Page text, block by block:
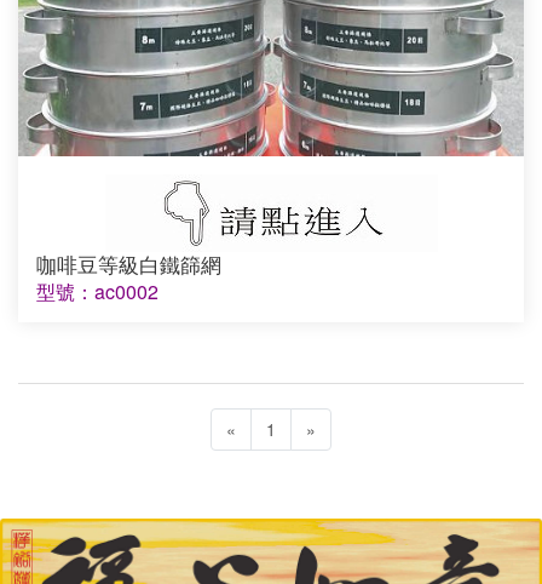
咖啡豆等級白鐵篩網
型號：ac0002
« 1 »